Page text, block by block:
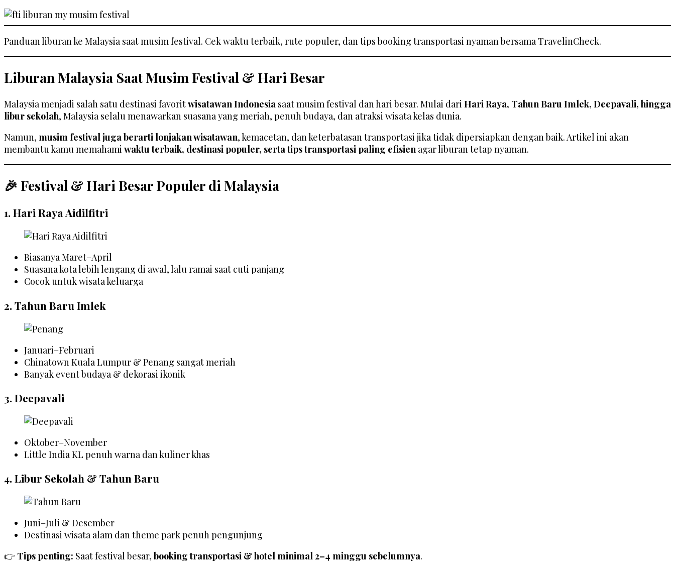
Panduan liburan ke Malaysia saat musim festival. Cek waktu terbaik, rute populer, dan tips booking transportasi nyaman bersama TravelinCheck.
Liburan Malaysia Saat Musim Festival & Hari Besar
Malaysia menjadi salah satu destinasi favoritwisatawan Indonesia saat musim festival dan hari besar. Mulai dari Hari Raya, Tahun Baru Imlek, Deepavali, hingga
libur sekolah, Malaysia selalu menawarkan suasana yang meriah, penuh budaya, dan atraksi wisata kelas dunia.
Namun, musim festival juga berarti lonjakan wisatawan, kemacetan, dan keterbatasan transportasi jika tidak dipersiapkan dengan baik. Artikel ini akan
membantu kamu memahami waktu terbaik, destinasi populer, serta tips transportasi paling efisien agar liburan tetap nyaman.
🎉 Festival & Hari Besar Populer di Malaysia
1.Hari Raya Aidilfitri
Biasanya Maret–April
Suasana kota lebih lengang di awal, lalu ramai saat cuti panjang
Cocok untuk wisata keluarga
2. Tahun Baru Imlek
Januari–Februari
Chinatown Kuala Lumpur & Penang sangat meriah
Banyak event budaya & dekorasi ikonik
3.Deepavali
Oktober–November
Little India KL penuh warna dan kuliner khas
4.Libur Sekolah & Tahun Baru
Juni–Juli & Desember
Destinasi wisata alam dan theme park penuh pengunjung
👉 Tips penting: Saat festival besar, booking transportasi & hotel minimal 2–4 minggu sebelumnya.